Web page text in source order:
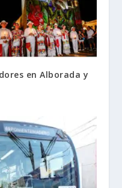
en Alborada y